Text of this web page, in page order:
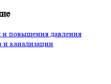
и повышения давления
и канализации